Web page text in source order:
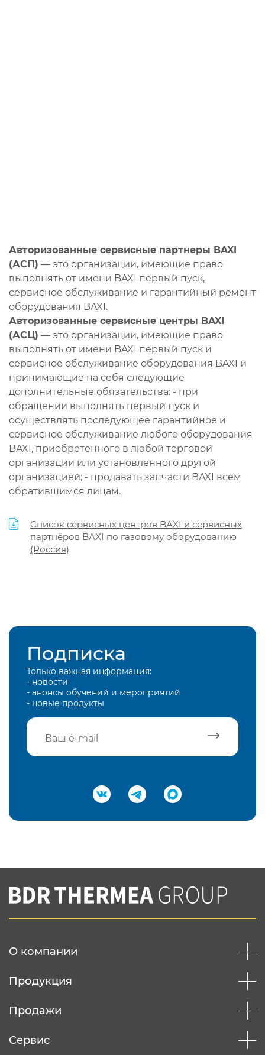
Авторизованные сервисные партнеры BAXI
(АСП) — это организации, имеющие право
выполнять от имени BAXI первый пуск,
сервисное обслуживание и гарантийный ремонт
оборудования BAXI.
Авторизованные сервисные центры BAXI
(АСЦ) — это организации, имеющие право
выполнять от имени BAXI первый пуск и
сервисное обслуживание оборудования BAXI и
принимающие на себя следующие
дополнительные обязательства: - при
обращении выполнять первый пуск и
осуществлять последующее гарантийное и
сервисное обслуживание любого оборудования
BAXI, приобретенного в любой торговой
организации или установленного другой
организацией; - продавать запчасти BAXI всем
обратившимся лицам.
Список сервисных центров BAXI и сервисных
партнёров BAXI по газовому оборудованию
(Россия)
Подписка
Только важная информация:
- новости
- анонсы обучений и мероприятий
- новые продукты
Подтвердить e-mail
Вы соглашаетесь с нашей политикой
конфеденциальности
О компании
Продукция
Продажи
Сервис